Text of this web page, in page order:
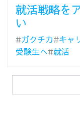
就活戦略を
い
#ガクチカ#キャ
受験生へ#就活